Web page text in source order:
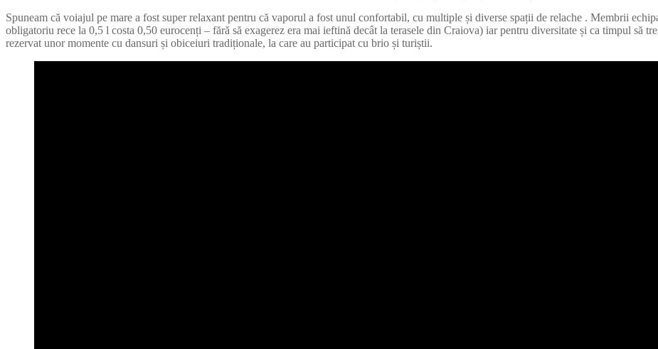
Spuneam că voiajul pe mare a fost super relaxant pentru că vaporul a fost unul confortabil, cu multiple și diverse spații de relache . Membrii
obligatoriu rece la 0,5 l costa 0,50 eurocenți – fără să exagerez era mai ieftină decât la terasele din Craiova) iar pentru diversitate și ca timpul să
rezervat unor momente cu dansuri și obiceiuri tradiționale, la care au participat cu brio și turiștii.